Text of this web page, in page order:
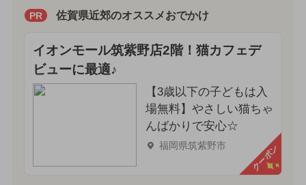
PR 佐賀県近郊のオススメおでかけ
イオンモール筑紫野店2階！猫カフェデ
ビューに最適♪
【3歳以下の子どもは入
場無料】やさしい猫ちゃ
んばかりで安心☆
福岡県筑紫野市 クーポン